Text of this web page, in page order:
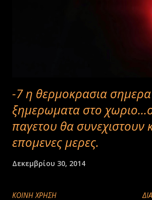
-7 η θερμοκρασια
ξημερωματα στο
παγετου θα συνεχιστουν
επομενες μερες.
Δεκεμβρίου 30, 2014
ΚΟΙΝΉ ΧΡΉΣΗ